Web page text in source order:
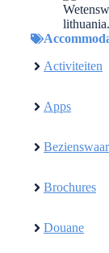
Activiteiten
Apps
Brochures
Douane